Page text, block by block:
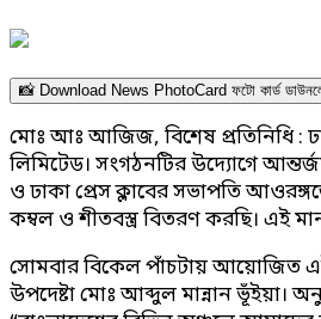
📸 Download News PhotoCard ফটো কার্ড
মোঃ আঃ আজিজ, বিশেষ প্রতিনিধি :
লিমিটেড। সংগঠনটির উদ্যোগে
ও ঢাকা প্রেস ক্লাবের সভাপতি
কম্বল ও শীতবস্ত্র বিতরণ করছি। এই
সোমবার বিকেল পাঁচটায় আয়োজিত এই
উপদেষ্টা মোঃ আব্দুল মান্নান ভূঁইয়া।